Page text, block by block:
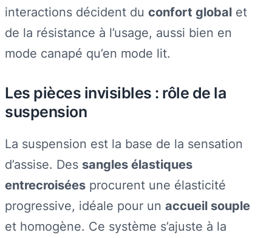
interactions décident du confort global et
de la résistance à l’usage, aussi bien en
mode canapé qu’en mode lit.
Les pièces invisibles : rôle de la
suspension
La suspension est la base de la sensation
d’assise. Des sangles élastiques
entrecroisées procurent une élasticité
progressive, idéale pour un accueil souple
et homogène. Ce système s’ajuste à la